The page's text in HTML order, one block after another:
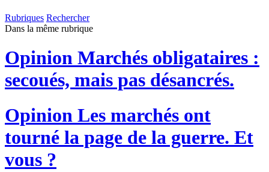
Rubriques Rechercher
Dans la même rubrique
Opinion Marchés obligataires :
secoués, mais pas désancrés.
Opinion Les marchés ont
tourné la page de la guerre. Et
vous ?